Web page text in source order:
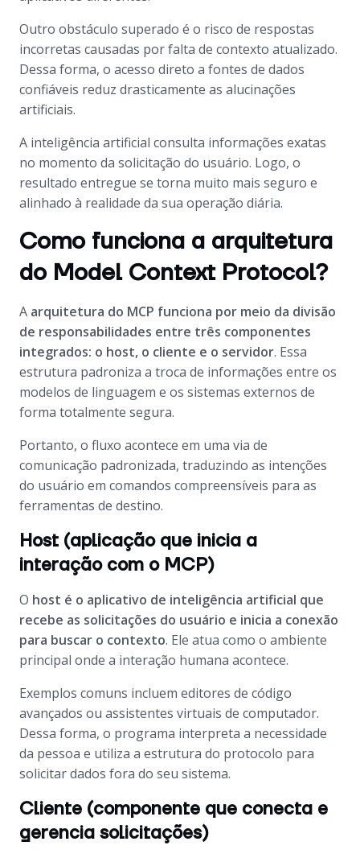
Outro obstáculo superado é o risco de respostas
incorretas causadas por falta de contexto atualizado.
Dessa forma, o acesso direto a fontes de dados
confiáveis reduz drasticamente as alucinações
artificiais.
A inteligência artificial consulta informações exatas
no momento da solicitação do usuário. Logo, o
resultado entregue se torna muito mais seguro e
alinhado à realidade da sua operação diária.
Como funciona a arquitetura
do Model Context Protocol?
A arquitetura do MCP funciona por meio da divisão
de responsabilidades entre três componentes
integrados: o host, o cliente e o servidor. Essa
estrutura padroniza a troca de informações entre os
modelos de linguagem e os sistemas externos de
forma totalmente segura.
Portanto, o fluxo acontece em uma via de
comunicação padronizada, traduzindo as intenções
do usuário em comandos compreensíveis para as
ferramentas de destino.
Host (aplicação que inicia a
interação com o MCP)
O host é o aplicativo de inteligência artificial que
recebe as solicitações do usuário e inicia a conexão
para buscar o contexto. Ele atua como o ambiente
principal onde a interação humana acontece.
Exemplos comuns incluem editores de código
avançados ou assistentes virtuais de computador.
Dessa forma, o programa interpreta a necessidade
da pessoa e utiliza a estrutura do protocolo para
solicitar dados fora do seu sistema.
Cliente (componente que conecta e
gerencia solicitações)